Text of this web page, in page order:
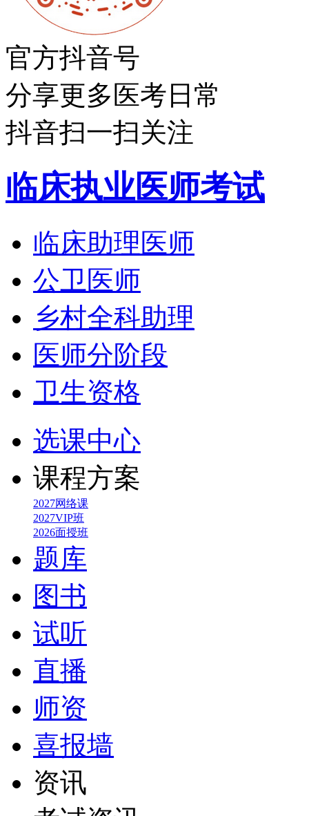
官方抖音号
分享更多医考日常
抖音扫一扫关注
临床执业医师考试
临床助理医师
公卫医师
乡村全科助理
医师分阶段
卫生资格
选课中心
课程方案
2027网络课
2027VIP班
2026面授班
题库
图书
试听
直播
师资
喜报墙
资讯